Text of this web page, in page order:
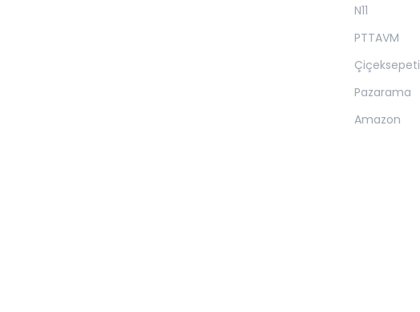
N11
PTTAVM
Çiçeksepeti
Pazarama
Amazon